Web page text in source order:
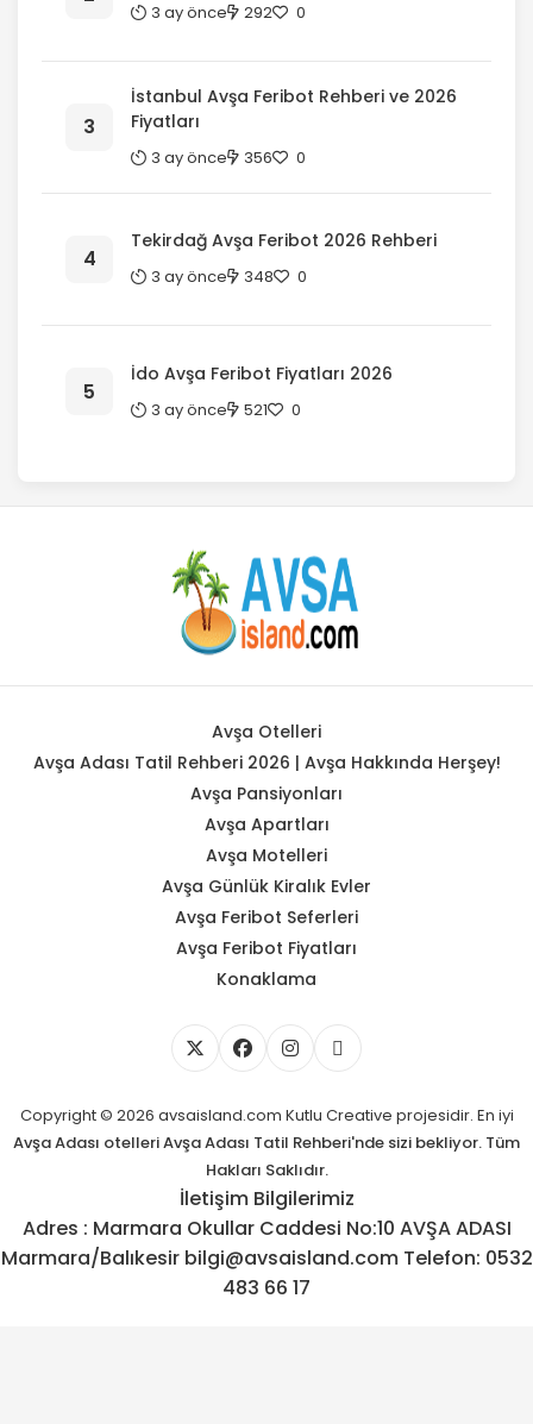
3 ay önce 292 0
İstanbul Avşa Feribot Rehberi ve 2026
Fiyatları
3 ay önce 356 0
Tekirdağ Avşa Feribot 2026 Rehberi
3 ay önce 348 0
İdo Avşa Feribot Fiyatları 2026
3 ay önce 521 0
Avşa Otelleri
Avşa Adası Tatil Rehberi 2026 | Avşa Hakkında Herşey!
Avşa Pansiyonları
Avşa Apartları
Avşa Motelleri
Avşa Günlük Kiralık Evler
Avşa Feribot Seferleri
Avşa Feribot Fiyatları
Konaklama
Copyright © 2026 avsaisland.com Kutlu Creative projesidir. En iyi
Avşa Adası otelleriAvşa Adası Tatil Rehberi'nde sizi bekliyor. Tüm
Hakları Saklıdır.
İletişim Bilgilerimiz
Adres : Marmara Okullar Caddesi No:10 AVŞA ADASI
Marmara/Balıkesir bilgi@avsaisland.com Telefon: 0532
483 66 17